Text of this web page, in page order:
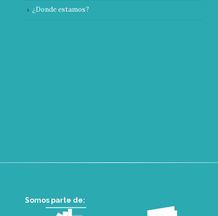
¿Donde estamos?
Somos parte de: